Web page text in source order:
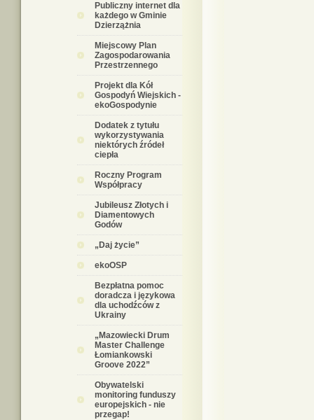
Publiczny internet dla
każdego w Gminie
Dzierzążnia
Miejscowy Plan
Zagospodarowania
Przestrzennego
Projekt dla Kół
Gospodyń Wiejskich -
ekoGospodynie
Dodatek z tytułu
wykorzystywania
niektórych źródeł
ciepła
Roczny Program
Współpracy
Jubileusz Złotych i
Diamentowych
Godów
„Daj życie”
ekoOSP
Bezpłatna pomoc
doradcza i językowa
dla uchodźców z
Ukrainy
„Mazowiecki Drum
Master Challenge
Łomiankowski
Groove 2022”
Obywatelski
monitoring funduszy
europejskich - nie
przegap!